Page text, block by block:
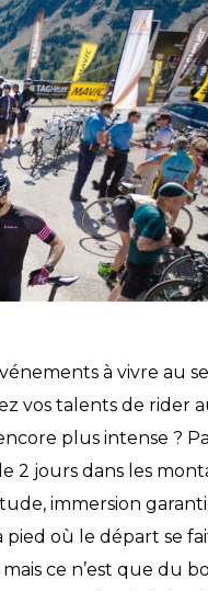
à vivre au
vos talents de rider
plus intense ?
2 jours dans les
immersion
où le départ se
ce n’est que du